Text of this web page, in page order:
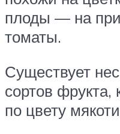
плоды — на
томаты.
Существует
сортов фрукта,
по цвету